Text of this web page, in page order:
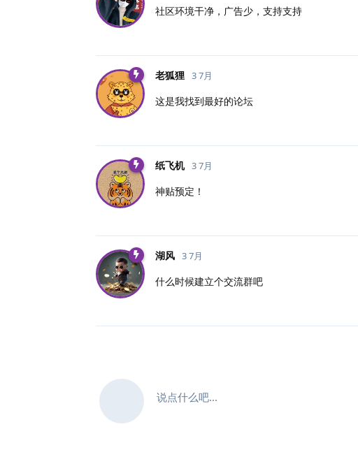
社区环境干净，广告少，支持支持
老狐狸 3 7月
这是我找到最好的论坛
纸飞机 3 7月
神贴预定！
湖风 3 7月
什么时候建立个交流群吧
说点什么吧...